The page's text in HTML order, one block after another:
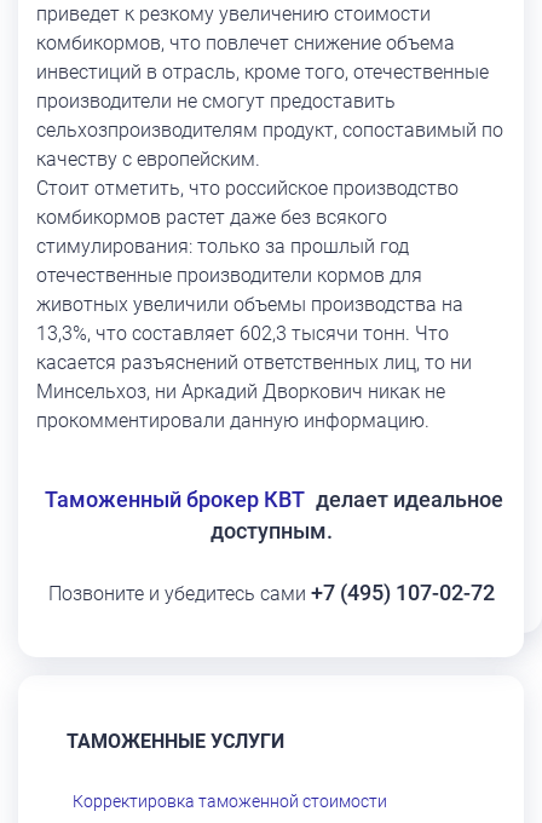
приведет к резкому увеличению стоимости
комбикормов, что повлечет снижение объема
инвестиций в отрасль, кроме того, отечественные
производители не смогут предоставить
сельхозпроизводителям продукт, сопоставимый по
качеству с европейским.
Стоит отметить, что российское производство
комбикормов растет даже без всякого
стимулирования: только за прошлый год
отечественные производители кормов для
животных увеличили объемы производства на
13,3%, что составляет 602,3 тысячи тонн. Что
касается разъяснений ответственных лиц, то ни
Минсельхоз, ни Аркадий Дворкович никак не
прокомментировали данную информацию.
Таможенный брокер КВТ делает идеальное
доступным.
Позвоните и убедитесь сами +7 (495) 107-02-72
ТАМОЖЕННЫЕ УСЛУГИ
Корректировка таможенной стоимости